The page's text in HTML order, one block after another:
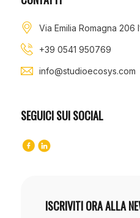
Via Emilia Romagna 206
+39 0541 950769
info@studioecosys.com
SEGUICI SUI SOCIAL
ISCRIVITI ORA ALLA